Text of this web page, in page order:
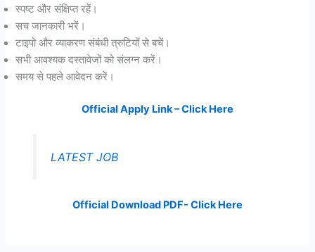
स्पष्ट और संक्षिप्त रहें।
सच जानकारी भरें।
टाइपो और व्याकरण संबंधी त्रुटियों से बचें।
सभी आवश्यक दस्तावेजों को संलग्न करें।
समय से पहले आवेदन करें।
Official Apply Link – Click Here
LATEST JOB
Official Download PDF- Click Here